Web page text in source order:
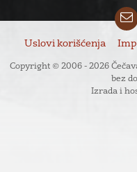
Uslovi korišćenja
Copyright © 2006 - 2026
bez
Izrada i